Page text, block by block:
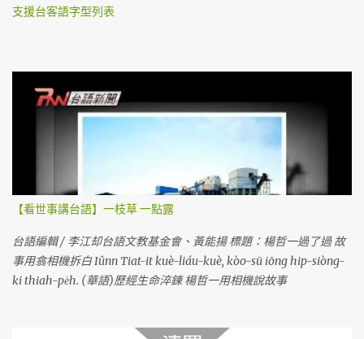
支援台客語字型列表
【看世事講台語】一枝草 一點露
台語編輯 / 李江却台語文教基金會、黃能揚 標題：楊哲一過了過 故
事用翕相機拆白 Iûnn Tiat-it kuè-liáu-kuè, kòo-sū iōng hip-siòng-
ki thiah-pe̍h. (華語)歷經生命淬鍊 楊哲一用相機說故事